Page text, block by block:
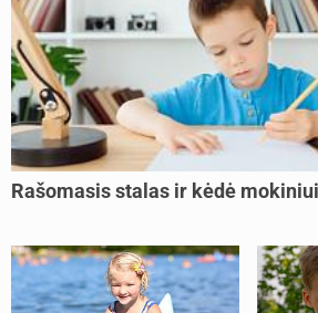
Rašomasis stalas ir kėdė